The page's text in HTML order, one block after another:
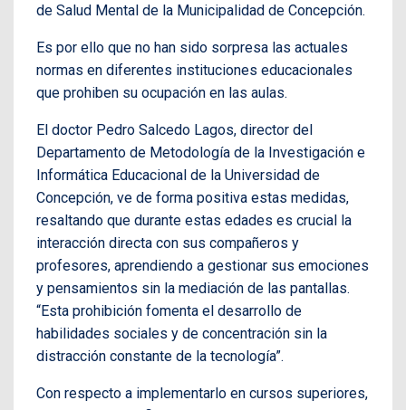
de Salud Mental de la Municipalidad de Concepción.
Es por ello que no han sido sorpresa las actuales
normas en diferentes instituciones educacionales
que prohiben su ocupación en las aulas.
El doctor Pedro Salcedo Lagos, director del
Departamento de Metodología de la Investigación e
Informática Educacional de la Universidad de
Concepción, ve de forma positiva estas medidas,
resaltando que durante estas edades es crucial la
interacción directa con sus compañeros y
profesores, aprendiendo a gestionar sus emociones
y pensamientos sin la mediación de las pantallas.
“Esta prohibición fomenta el desarrollo de
habilidades sociales y de concentración sin la
distracción constante de la tecnología”.
Con respecto a implementarlo en cursos superiores,